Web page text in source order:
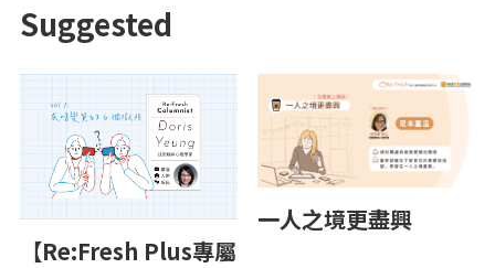
Suggested
【Re:Fresh Plus專屬
一人之境更盡興